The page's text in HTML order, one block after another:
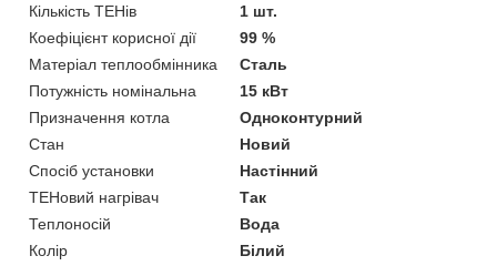
Кількість ТЕНів
1 шт.
Коефіцієнт корисної дії
99 %
Матеріал теплообмінника
Сталь
Потужність номінальна
15 кВт
Призначення котла
Одноконтурний
Стан
Новий
Спосіб установки
Настінний
ТЕНовий нагрівач
Так
Теплоносій
Вода
Колір
Білий